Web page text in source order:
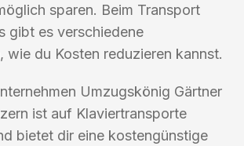
sparen. Beim Transport
gibt es verschiedene
wie du Kosten reduzieren kannst.
Umzugskönig Gärtner
ist auf Klaviertransporte
bietet dir eine kostengünstige